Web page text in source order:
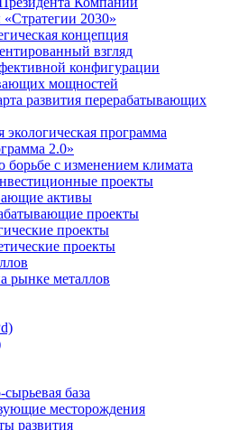
2030»
концепция
взгляд
конфигурации
мощностей
развития перерабатывающих
экологическая программа
2.0»
борьбе с изменением климата
проекты
активы
проекты
проекты
проекты
рынке металлов
база
месторождения
развития